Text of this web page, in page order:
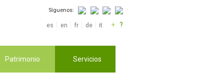
Síguenos:
es en fr de it + ?
Patrimonio Servicios